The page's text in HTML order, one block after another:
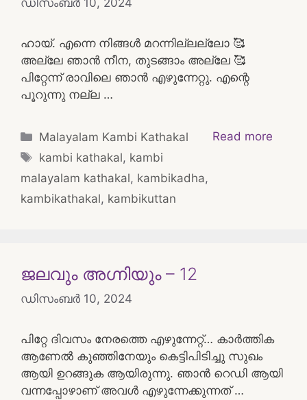
ഡിസംബർ 10, 2024
ഹായ്‌. എന്നെ നിങ്ങൾ മറന്നില്ലല്ലോ 🥰
അല്ലേ ഞാൻ നീന, തുടങ്ങാം അല്ലേ 🥰
പിറ്റേന്ന് രാവിലെ ഞാൻ എഴുന്നേറ്റു. എന്റെ
പൂറുന്നു നല്ല …
Read more
Categories
Malayalam Kambi Kathakal
Tags
kambi kathakal, kambi
malayalam kathakal, kambikadha,
kambikathakal, kambikuttan
ജലവും അഗ്നിയും – 12
ഡിസംബർ 10, 2024
പിറ്റേ ദിവസം നേരത്തെ എഴുന്നേറ്റ്… കാർത്തിക
ആണേൽ കുഞ്ഞിനേയും കെട്ടിപിടിച്ചു സുഖം
ആയി ഉറങ്ങുക ആയിരുന്നു. ഞാൻ റെഡി ആയി
വന്നപ്പോഴാണ് അവൾ എഴുന്നേക്കുന്നത് …